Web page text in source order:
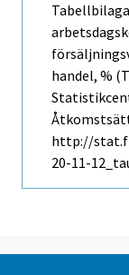
handel, %
http://
20-11-